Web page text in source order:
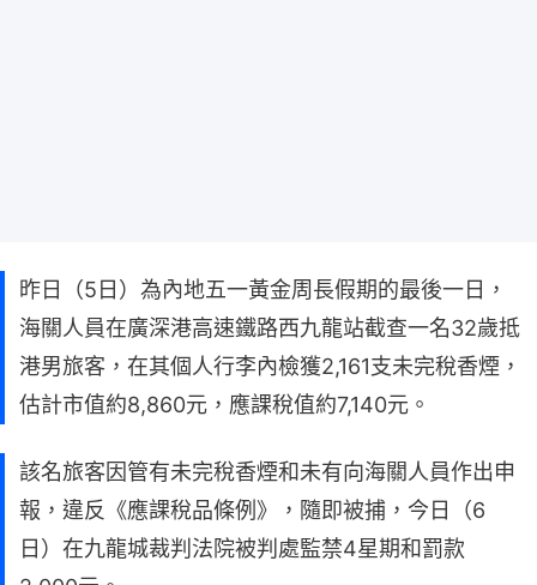
昨日（5日）為內地五一黃金周長假期的最後一日，
海關人員在廣深港高速鐵路西九龍站截查一名32歲抵
港男旅客，在其個人行李內檢獲2,161支未完稅香煙，
估計市值約8,860元，應課稅值約7,140元。
該名旅客因管有未完稅香煙和未有向海關人員作出申
報，違反《應課稅品條例》，隨即被捕，今日（6
日）在九龍城裁判法院被判處監禁4星期和罰款